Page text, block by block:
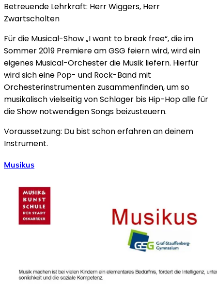
Betreuende Lehrkraft: Herr Wiggers, Herr
Zwartscholten
Für die Musical-Show „I want to break free“, die im
Sommer 2019 Premiere am GSG feiern wird, wird ein
eigenes Musical-Orchester die Musik liefern. Hierfür
wird sich eine Pop- und Rock-Band mit
Orchesterinstrumenten zusammenfinden, um so
musikalisch vielseitig von Schlager bis Hip-Hop alle für
die Show notwendigen Songs beizusteuern.
Voraussetzung: Du bist schon erfahren an deinem
Instrument.
Musikus